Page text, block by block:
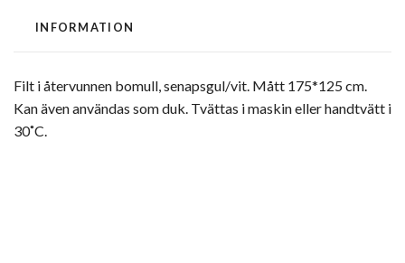
INFORMATION
Filt i återvunnen bomull, senapsgul/vit. Mått 175*125 cm.
Kan även användas som duk. Tvättas i maskin eller handtvätt i
30˚C.